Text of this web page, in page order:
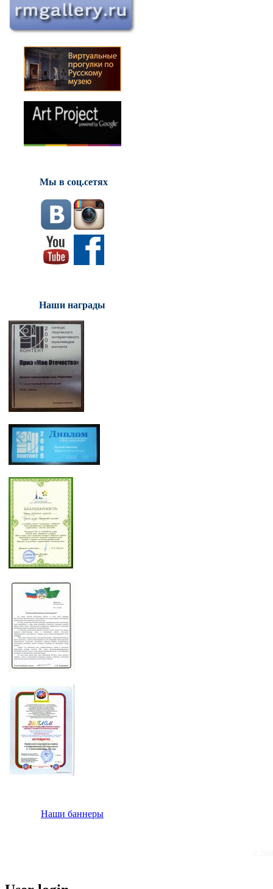
Мы в соц.сетях
Наши награды
Наши баннеры